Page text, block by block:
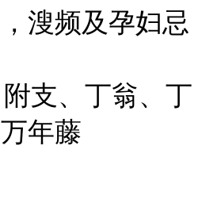
溲频及孕妇忌
、丁翁、丁
年藤